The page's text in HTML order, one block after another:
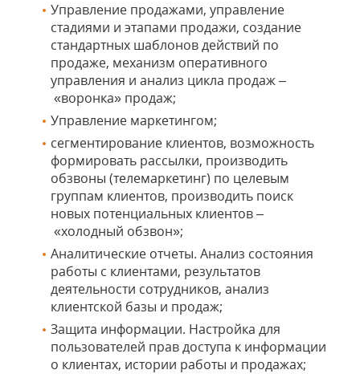
Управление продажами, управление
стадиями и этапами продажи, создание
стандартных шаблонов действий по
продаже, механизм оперативного
управления и анализ цикла продаж –
«воронка» продаж;
Управление маркетингом;
сегментирование клиентов, возможность
формировать рассылки, производить
обзвоны (телемаркетинг) по целевым
группам клиентов, производить поиск
новых потенциальных клиентов –
«холодный обзвон»;
Аналитические отчеты. Анализ состояния
работы с клиентами, результатов
деятельности сотрудников, анализ
клиентской базы и продаж;
Защита информации. Настройка для
пользователей прав доступа к информации
о клиентах, истории работы и продажах;